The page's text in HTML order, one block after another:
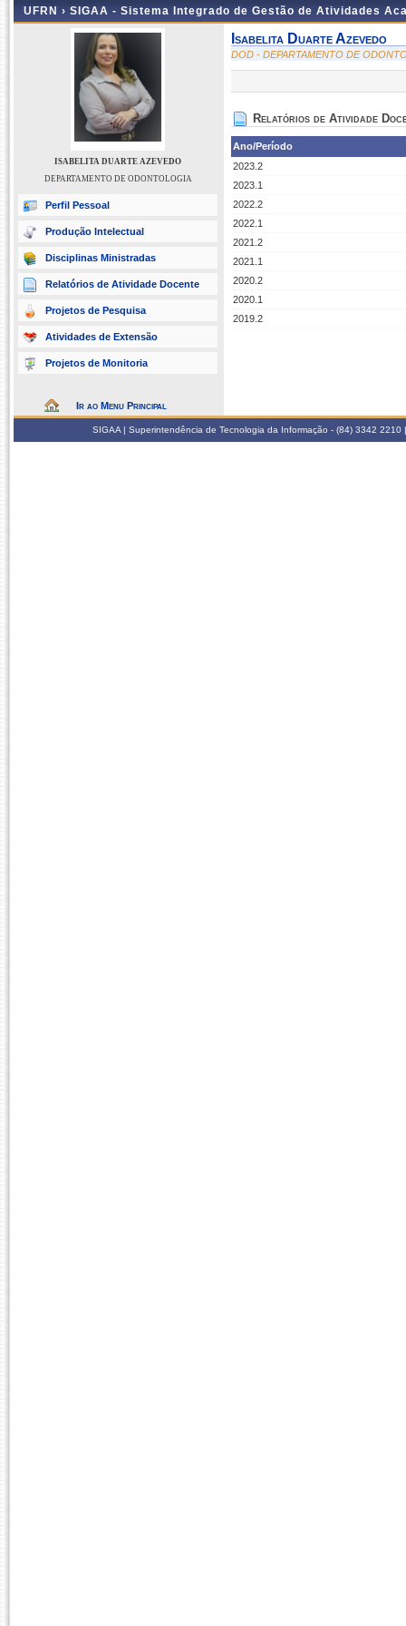
UFRN › SIGAA - Sistema Integrado de Gestão de Atividades
ISABELITA DUARTE AZEVEDO
DEPARTAMENTO DE ODONTOLOGIA
Perfil Pessoal
Produção Intelectual
Disciplinas Ministradas
Relatórios de Atividade Docente
Projetos de Pesquisa
Atividades de Extensão
Projetos de Monitoria
Ir ao Menu Principal
Isabelita Duarte Azevedo
DOD - DEPARTAMENTO DE
Relatórios de Atividade
Ano/Período
2023.2
2023.1
2022.2
2022.1
2021.2
2021.1
2020.2
2020.1
2019.2
SIGAA | Superintendência de Tecnologia da Informação - (84) 3342